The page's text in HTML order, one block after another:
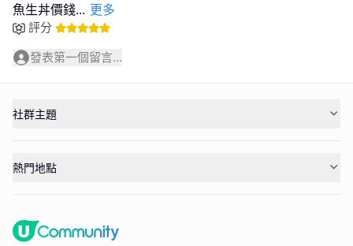
魚生丼價錢... 更多
評分
發表第一個留言...
社群主題
熱門地點